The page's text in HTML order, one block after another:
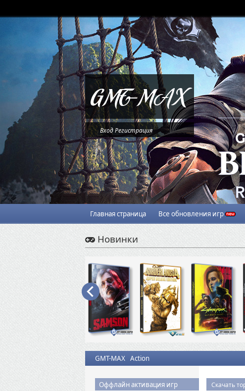
ВходРегистрация
Главная страница Все обновления игр
Новинки
GMT-MAX Action
Оффлайн активация игр